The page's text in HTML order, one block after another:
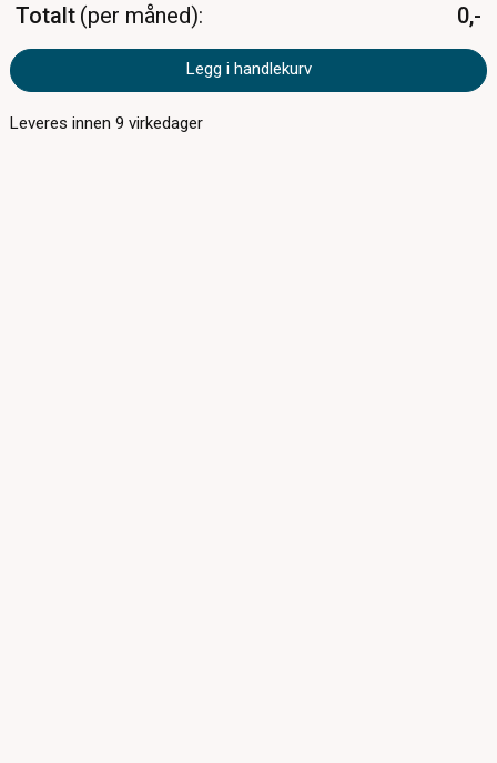
Totalt per måned 0,-
Legg i handlekurv
Leveres innen9 virkedager